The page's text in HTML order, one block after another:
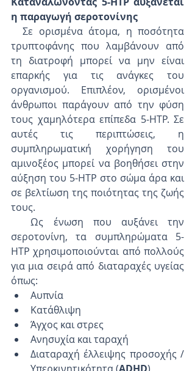
η παραγωγή σεροτονίνης
τρυπτοφάνης που λαμβάνουν από
τη διατροφή μπορεί να μην είναι
επαρκής για τις ανάγκες του
οργανισμού. Επιπλέον, ορισμένοι
άνθρωποι παράγουν από την φύση
τους χαμηλότερα επίπεδα 5-HTP. Σε
αυτές τις περιπτώσεις, η
συμπληρωματική χορήγηση του
αμινοξέος μπορεί να βοηθήσει στην
αύξηση του 5-HTP στο σώμα άρα και
σε βελτίωση της ποιότητας της ζωής
τους.
  Ως ένωση που αυξάνει την
σεροτονίνη, τα συμπληρώματα 5-
ΗΤΡ χρησιμοποιούνται από πολλούς
για μια σειρά από διαταραχές υγείας
όπως:
Αυπνία
Κατάθλιψη
Άγχος και στρες
Ανησυχία και ταραχή
Διαταραχή έλλειψης προσοχής /